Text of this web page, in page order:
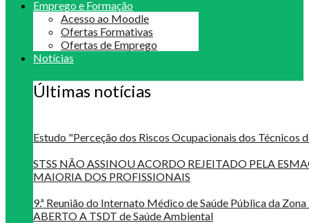
Emprego e Formação
Acesso ao Moodle
Ofertas Formativas
Ofertas de Emprego
Notícias
Últimas notícias
Estudo "Perceção dos Riscos Ocupacionais dos Técnicos
STSS NÃO ASSINOU ACORDO REJEITADO PELA
MAIORIA DOS PROFISSIONAIS
9.ª Reunião do Internato Médico de Saúde Pública da
ABERTO A TSDT de Saúde Ambiental